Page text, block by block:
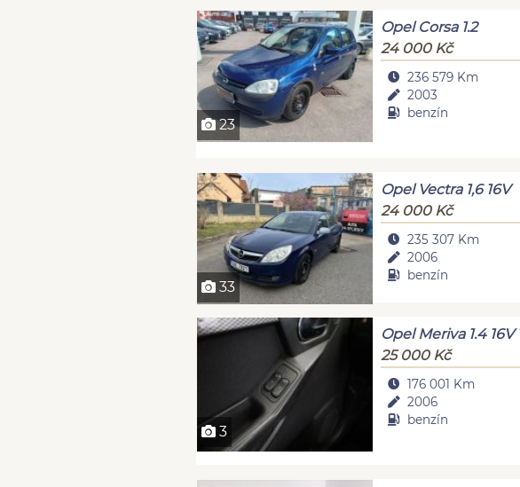
23
Opel Corsa 1.2
24 000 Kč
236 579 Km
2003
benzín
33
Opel Vectra 1,6 16V
24 000 Kč
235 307 Km
2006
benzín
3
Opel Meriva 1.4
25 000 Kč
176 001 Km
2006
benzín